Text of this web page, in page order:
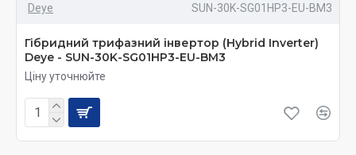
Deye SUN-30K-SG01HP3-EU-BM3
Гібридний трифазний інвертор (Hybrid Inverter)
Deye - SUN-30K-SG01HP3-EU-BM3
Ціну уточнюйте